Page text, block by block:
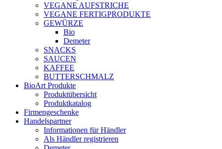
VEGANE AUFSTRICHE
VEGANE FERTIGPRODUKTE
GEWÜRZE
Bio
Demeter
SNACKS
SAUCEN
KAFFEE
BUTTERSCHMALZ
BioArt Produkte
Produktübersicht
Produktkatalog
Firmengeschenke
Handelspartner
Informationen für Händler
Als Händler registrieren